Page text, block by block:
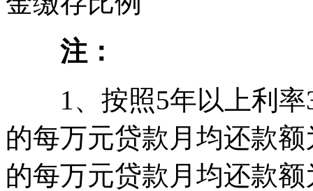
注：
1、按照5年以上利率
的每万元贷款月均还款
的每万元贷款月均还款额